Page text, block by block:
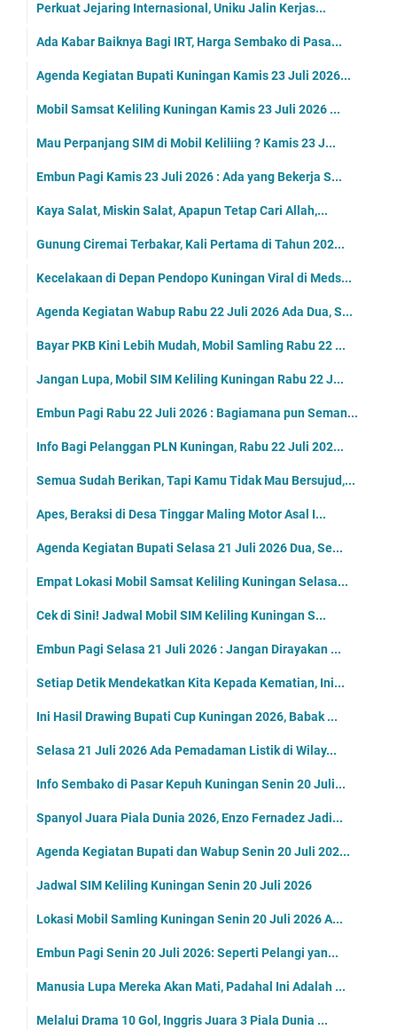
Perkuat Jejaring Internasional, Uniku Jalin Kerjas...
Ada Kabar Baiknya Bagi IRT, Harga Sembako di Pasa...
Agenda Kegiatan Bupati Kuningan Kamis 23 Juli 2026...
Mobil Samsat Keliling Kuningan Kamis 23 Juli 2026 ...
Mau Perpanjang SIM di Mobil Keliliing ? Kamis 23 J...
Embun Pagi Kamis 23 Juli 2026 : Ada yang Bekerja S...
Kaya Salat, Miskin Salat, Apapun Tetap Cari Allah,...
Gunung Ciremai Terbakar, Kali Pertama di Tahun 202...
Kecelakaan di Depan Pendopo Kuningan Viral di Meds...
Agenda Kegiatan Wabup Rabu 22 Juli 2026 Ada Dua, S...
Bayar PKB Kini Lebih Mudah, Mobil Samling Rabu 22 ...
Jangan Lupa, Mobil SIM Keliling Kuningan Rabu 22 J...
Embun Pagi Rabu 22 Juli 2026 : Bagiamana pun Seman...
Info Bagi Pelanggan PLN Kuningan, Rabu 22 Juli 202...
Semua Sudah Berikan, Tapi Kamu Tidak Mau Bersujud,...
Apes, Beraksi di Desa Tinggar Maling Motor Asal I...
Agenda Kegiatan Bupati Selasa 21 Juli 2026 Dua, Se...
Empat Lokasi Mobil Samsat Keliling Kuningan Selasa...
Cek di Sini! Jadwal Mobil SIM Keliling Kuningan S...
Embun Pagi Selasa 21 Juli 2026 : Jangan Dirayakan ...
Setiap Detik Mendekatkan Kita Kepada Kematian, Ini...
Ini Hasil Drawing Bupati Cup Kuningan 2026, Babak ...
Selasa 21 Juli 2026 Ada Pemadaman Listik di Wilay...
Info Sembako di Pasar Kepuh Kuningan Senin 20 Juli...
Spanyol Juara Piala Dunia 2026, Enzo Fernadez Jadi...
Agenda Kegiatan Bupati dan Wabup Senin 20 Juli 202...
Jadwal SIM Keliling Kuningan Senin 20 Juli 2026
Lokasi Mobil Samling Kuningan Senin 20 Juli 2026 A...
Embun Pagi Senin 20 Juli 2026: Seperti Pelangi yan...
Manusia Lupa Mereka Akan Mati, Padahal Ini Adalah ...
Melalui Drama 10 Gol, Inggris Juara 3 Piala Dunia ...